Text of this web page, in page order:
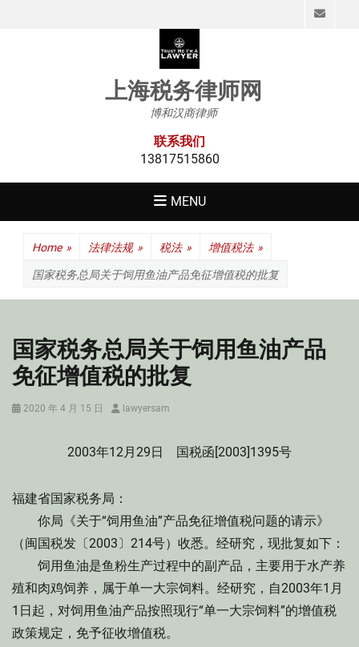
上海税务律师网
博和汉商律师
联系我们
13817515860
MENU
Home » 法律法规 » 税法 » 增值税法 »
国家税务总局关于饲用鱼油产品免征增值税的批复
国家税务总局关于饲用鱼油产品
免征增值税的批复
Posted
2020 年 4 月 15 日 Authorlawyersam
2003年12月29日 国税函[2003]1395号
福建省国家税务局：
你局《关于“饲用鱼油”产品免征增值税问题的请示》
（闽国税发〔2003〕214号）收悉。经研究，现批复如下：
饲用鱼油是鱼粉生产过程中的副产品，主要用于水产养
殖和肉鸡饲养，属于单一大宗饲料。经研究，自2003年1月
1日起，对饲用鱼油产品按照现行“单一大宗饲料”的增值税
政策规定，免予征收增值税。